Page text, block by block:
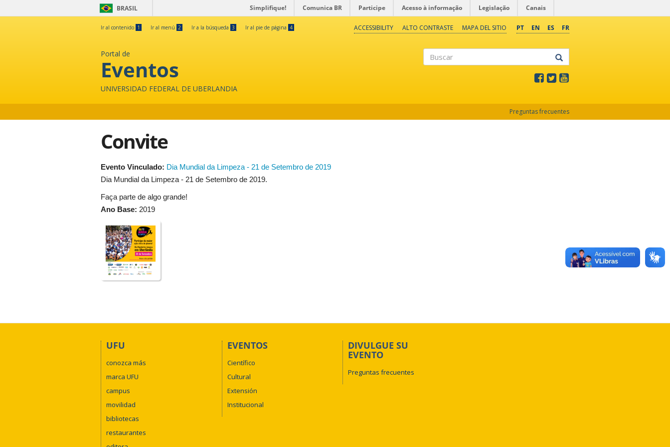
BRASIL Simplifique! Comunica BR Participe Acesso à informação Legislação Canais
Ir al contenido 1 Ir al menú 2 Ir a la búsqueda 3 Ir al pie de página 4 PT EN ES FR
ACCESSIBILITY ALTO CONTRASTE MAPA DEL SITIO
Portal de
Eventos
UNIVERSIDAD FEDERAL DE UBERLANDIA
Preguntas frecuentes
Convite
Evento Vinculado: Dia Mundial da Limpeza - 21 de Setembro de 2019
Dia Mundial da Limpeza - 21 de Setembro de 2019.
Faça parte de algo grande!
Ano Base: 2019
UFU
conozca más
marca UFU
campus
movilidad
bibliotecas
restaurantes
EVENTOS
Científico
Cultural
Extensión
Institucional
DIVULGUE SU
EVENTO
Preguntas frecuentes